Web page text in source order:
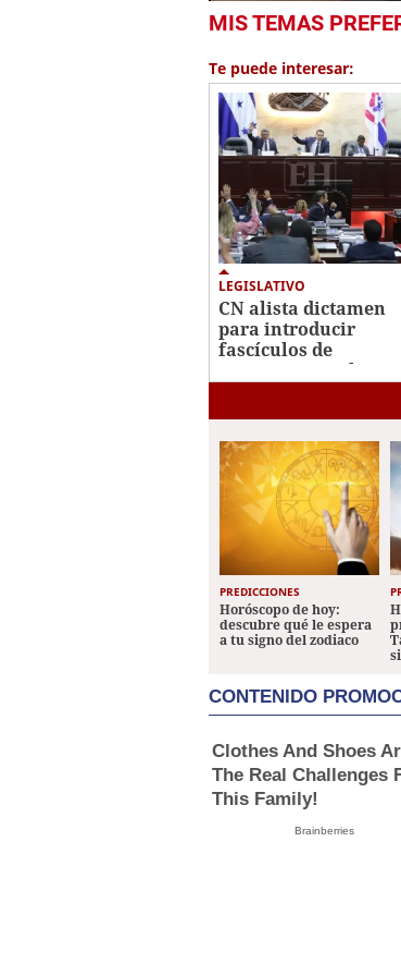
seconds
1
minute,
secondsVolume
0%
MIS TEMAS
Te puede interesar:
LEGISLATIVO
CN alista dictamen
para introducir
fascículos de
principios y valores
PREDICCIONES
Horóscopo de hoy:
descubre qué le espera
a tu signo del zodiaco
CONTENIDO
Clothes And Shoes
The Real Challenges
This Family!
Brainberries